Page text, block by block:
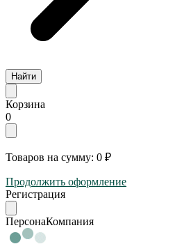
Найти
Корзина
0
Товаров на сумму: 0 ₽
Продолжить оформление
Регистрация
ПерсонаКомпания